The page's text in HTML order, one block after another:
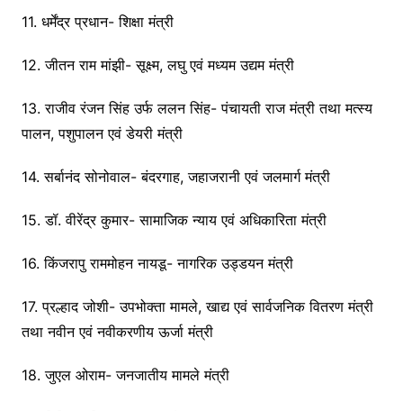
11. धर्मेंद्र प्रधान- शिक्षा मंत्री
12. जीतन राम मांझी- सूक्ष्म, लघु एवं मध्यम उद्यम मंत्री
13. राजीव रंजन सिंह उर्फ ​​ललन सिंह- पंचायती राज मंत्री तथा मत्स्य
पालन, पशुपालन एवं डेयरी मंत्री
14. सर्बानंद सोनोवाल- बंदरगाह, जहाजरानी एवं जलमार्ग मंत्री
15. डॉ. वीरेंद्र कुमार- सामाजिक न्याय एवं अधिकारिता मंत्री
16. किंजरापु राममोहन नायडू- नागरिक उड्डयन मंत्री
17. प्रल्हाद जोशी- उपभोक्ता मामले, खाद्य एवं सार्वजनिक वितरण मंत्री
तथा नवीन एवं नवीकरणीय ऊर्जा मंत्री
18. जुएल ओराम- जनजातीय मामले मंत्री